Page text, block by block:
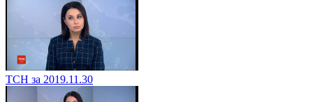
ТСН за 2019.11.30